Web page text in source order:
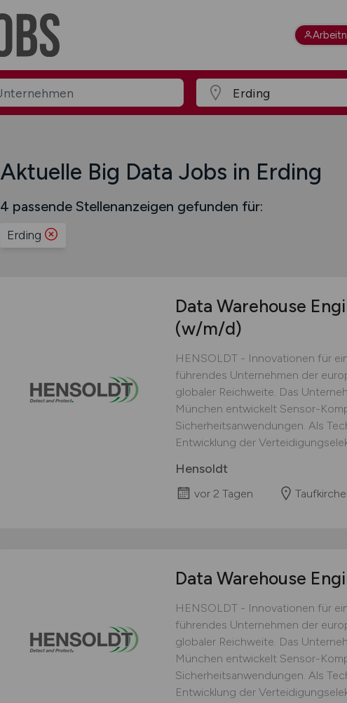
Aktuelle Big Data Jobs in Erding
4 passende Stellenanzeigen gefunden für:
Erding
Data Warehouse
(w/m/d)
HENSOLDT - Innovationen für
führendes Unternehmen der
globaler Reichweite. Das
München entwickelt Sensor-
Sicherheitsanwendungen. Als
Entwicklung der
Hensoldt
vor 2 Tagen
Data Warehouse
HENSOLDT - Innovationen für
führendes Unternehmen der
globaler Reichweite. Das
München entwickelt Sensor-
Sicherheitsanwendungen. Als
Entwicklung der